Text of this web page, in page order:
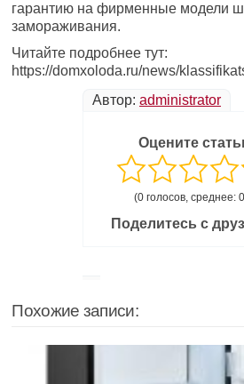
гарантию на фирменные модели
замораживания.
Читайте подробнее тут:
https://domxoloda.ru/news/
Автор: administrator
Оцените
(0 голосов, среднее:
Поделитесь с
Похожие записи: